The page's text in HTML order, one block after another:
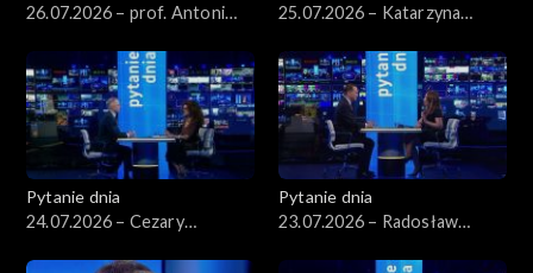
26.07.2026 – prof. Antoni
25.07.2026 – Katarzyna
Pytanie dnia
24.07.2026 – Cezary
Pytanie dnia
23.07.2026 – Radosław